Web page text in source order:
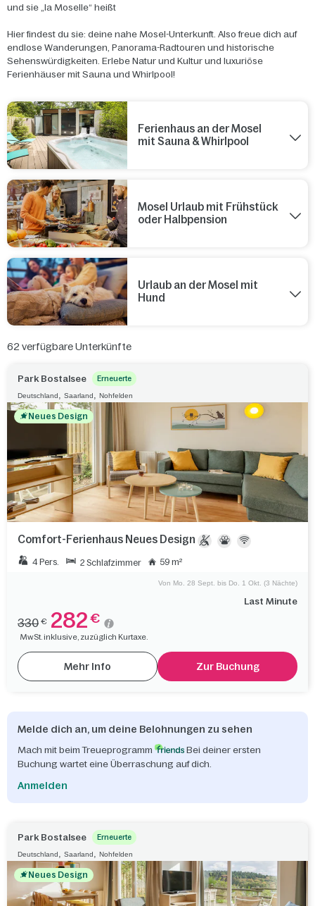
und sie „la Moselle“ heißt
Hier findest du sie: deine nahe Mosel-Unterkunft. Also freue dich auf
endlose Wanderungen, Panorama-Radtouren und historische
Sehenswürdigkeiten. Erlebe Natur und Kultur und luxuriöse
Ferienhäuser mit Sauna und Whirlpool!
Ferienhaus an der Mosel
mit Sauna & Whirlpool
Mosel Urlaub mit Frühstück
oder Halbpension
Urlaub an der Mosel mit
Hund
62 verfügbare Unterkünfte
Park Bostalsee Erneuerte
Deutschland, Saarland, Nohfelden
Neues Design
Comfort-Ferienhaus Neues Design
4 Pers. 2 Schlafzimmer 59 m²
Last Minute
Von Mo. 28 Sept. bis Do. 1 Okt. (3 Nächte)
330 € 282 €
MwSt. inklusive, zuzüglich Kurtaxe.
Mehr Info Zur Buchung
Melde dich an, um deine Belohnungen zu sehen
Mach mit beim Treueprogramm
Bei deiner ersten
Buchung wartet eine Überraschung auf dich.
Anmelden
Park Bostalsee Erneuerte
Deutschland, Saarland, Nohfelden
Neues Design